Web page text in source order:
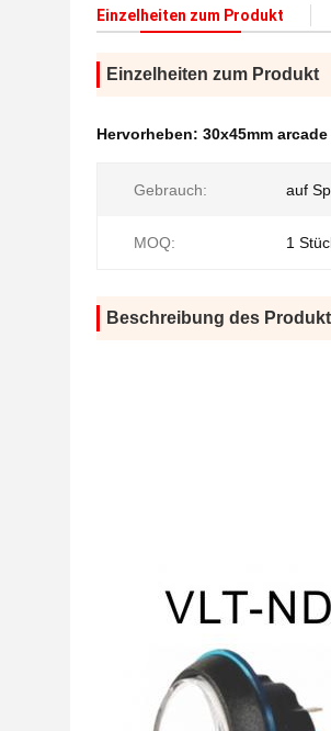
Einzelheiten zum Produkt
Einzelheiten zum Produkt
Hervorheben: 30x45mm
Gebrauch: auf
MOQ: 1
Beschreibung des